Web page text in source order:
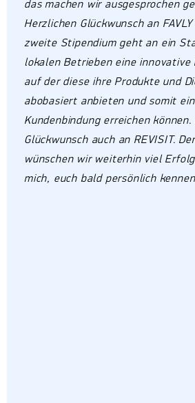
das machen wir ausgesprochen
Herzlichen Glückwunsch an
zweite Stipendium geht an ein
lokalen Betrieben eine
auf der diese ihre Produkte und
abobasiert anbieten und somit
Kundenbindung erreichen
Glückwunsch auch an REVISIT.
wünschen wir weiterhin viel
mich, euch bald persönlich